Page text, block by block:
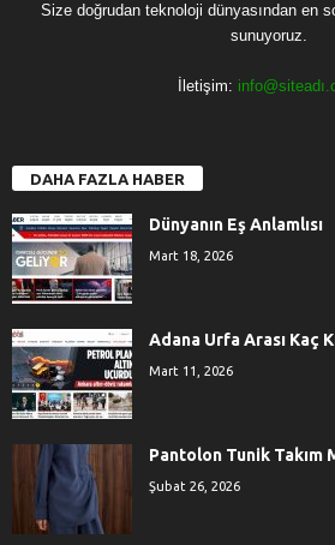
Size doğrudan teknoloji dünyasından en
sunuyoruz.
İletişim:
DAHA FAZLA HABER
Dünyanın Eş Anlamlısı
Mart 18, 2026
Adana Urfa Arası Kaç
Mart 11, 2026
Pantolon Tunik Takım
Şubat 26, 2026